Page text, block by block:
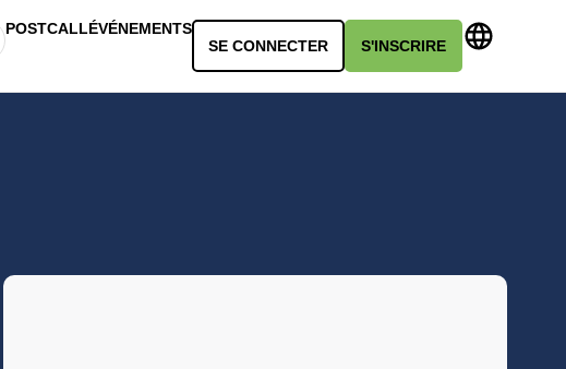
POSTCALLÉVÉNEMENTS
SE CONNECTER
S'INSCRIRE